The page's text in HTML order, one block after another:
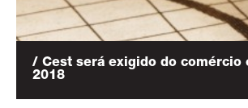
/ Cest será exigido do comércio
2018